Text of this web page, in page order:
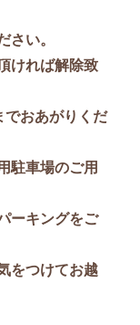
さい。
ければ解除致
おあがりくだ
駐車場のご用
ーキングをご
をつけてお越